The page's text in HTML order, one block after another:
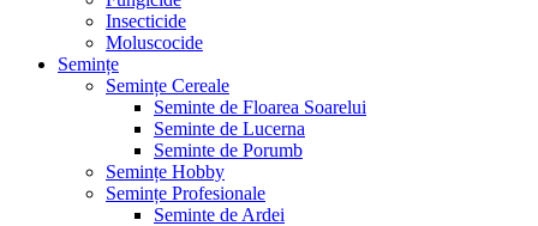
Insecticide
Moluscocide
Semințe
Semințe Cereale
Seminte de Floarea Soarelui
Seminte de Lucerna
Seminte de Porumb
Semințe Hobby
Semințe Profesionale
Seminte de Ardei